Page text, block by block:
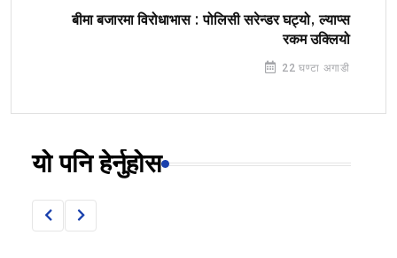
बीमा बजारमा विरोधाभास : पोलिसी सरेन्डर घट्यो, ल्याप्स
रकम उक्लियो
22 घण्टा अगाडी
यो पनि हेर्नुहोस